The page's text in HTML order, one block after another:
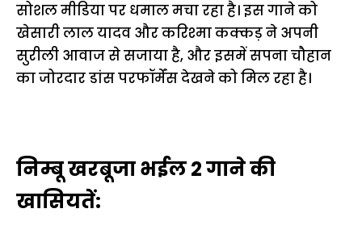
सोशल मीडिया पर धमाल मचा रहा है। इस गाने को
खेसारी लाल यादव और करिश्मा कक्कड़ ने अपनी
सुरीली आवाज से सजाया है, और इसमें सपना चौहान
का जोरदार डांस परफॉर्मेंस देखने को मिल रहा है।
निम्बू खरबूजा भईल 2 गाने की
खासियतें: